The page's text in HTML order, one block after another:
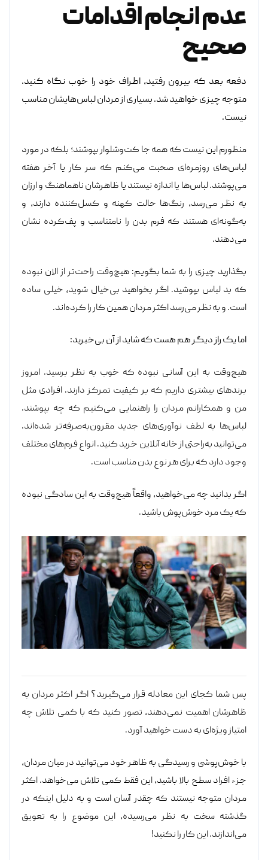
عدم انجام اقدامات
صحیح
دفعه بعد که بیرون رفتید، اطراف خود را خوب نگاه کنید.
متوجه چیزی خواهید شد. بسیاری از مردان لباس‌هایشان مناسب
نیست.
منظورم این نیست که همه جا کت‌وشلوار بپوشند؛ بلکه در مورد
لباس‌های روزمره‌ای صحبت می‌کنم که سر کار یا آخر هفته
می‌پوشند. لباس‌ها یا اندازه نیستند یا ظاهرشان ناهماهنگ و ارزان
به نظر می‌رسد، رنگ‌ها حالت کهنه و کسل‌کننده دارند، و
به‌گونه‌ای هستند که فرم بدن را نامتناسب و پف‌کرده نشان
می‌دهند.
بگذارید چیزی را به شما بگویم: هیچ‌وقت راحت‌تر از الان نبوده
که بد لباس بپوشید. اگر بخواهید بی‌خیال شوید، خیلی ساده
است. و به نظر می‌رسد اکثر مردان همین کار را کرده‌اند.
اما یک راز دیگر هم هست که شاید از آن بی‌خبرید:
هیچ‌وقت به این آسانی نبوده که خوب به نظر برسید. امروز
برندهای بیشتری داریم که بر کیفیت تمرکز دارند. افرادی مثل
من و همکارانم مردان را راهنمایی می‌کنیم که چه بپوشند.
لباس‌ها به لطف نوآوری‌های جدید مقرون‌به‌صرفه‌تر شده‌اند.
می‌توانید به‌راحتی از خانه آنلاین خرید کنید. انواع فرم‌های مختلف
وجود دارد که برای هر نوع بدن مناسب است.
اگر بدانید چه می‌خواهید، واقعاً هیچ‌وقت به این سادگی نبوده
که یک مرد خوش‌پوش باشید.
پس شما کجای این معادله قرار می‌گیرید؟ اگر اکثر مردان به
ظاهرشان اهمیت نمی‌دهند، تصور کنید که با کمی تلاش چه
امتیاز ویژه‌ای به دست خواهید آورد.
با خوش‌پوشی و رسیدگی به ظاهر خود می‌توانید در میان مردان،
جزء افراد سطح بالا باشید، این فقط کمی تلاش می‌خواهد. اکثر
مردان متوجه نیستند که چقدر آسان است و به دلیل اینکه در
گذشته سخت به نظر می‌رسیده، این موضوع را به تعویق
می‌اندازند. این کار را نکنید!